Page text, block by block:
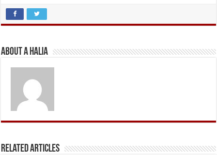
About A Halia
Related Articles